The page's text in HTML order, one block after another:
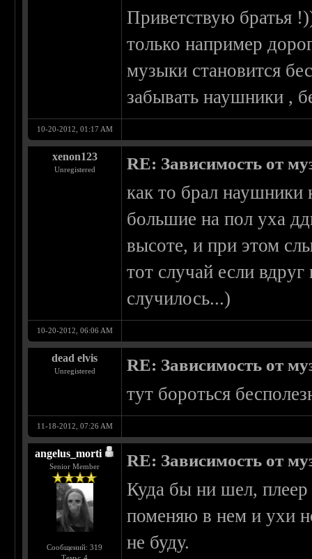
Приветствую братья
только например
музыки становится
забывать наушники ,
10-20-2012, 01:17 AM
xenon123
Unregistered RE: Зависимость от
как то брал наушники
большие на пол уха
высоте, и при этом
тот случай если
случилось...)
10-20-2012, 06:06 AM
dead elvis
Unregistered RE: Зависимость от
тут бороться
11-18-2012, 07:26 AM
angelus_morti
Senior Member
Сообщений: 319
RE: Зависимость от
Куда бы ни шел,
поменяю в нем и ухи
не буду.